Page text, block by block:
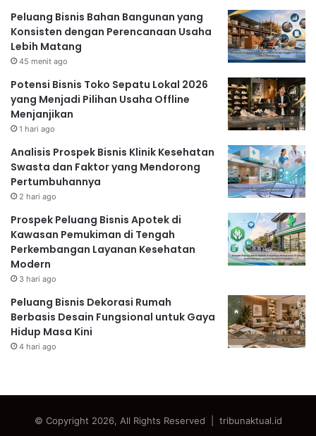
Peluang Bisnis Bahan Bangunan yang
Konsisten dengan Perencanaan Usaha
Lebih Matang
45 menit ago
Potensi Bisnis Toko Sepatu Lokal 2026
yang Menjadi Pilihan Usaha Offline
Menjanjikan
1 hari ago
Analisis Prospek Bisnis Klinik Kesehatan
Swasta dan Faktor yang Mendorong
Pertumbuhannya
2 hari ago
Prospek Peluang Bisnis Apotek di
Kawasan Pemukiman di Tengah
Perkembangan Layanan Kesehatan
Modern
3 hari ago
Peluang Bisnis Dekorasi Rumah
Berbasis Desain Fungsional untuk Gaya
Hidup Masa Kini
4 hari ago
© Copyright 2026, All Rights Reserved | tribunaktual.id